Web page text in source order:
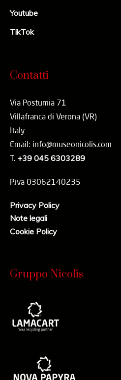
Youtube
TikTok
Contatti
Via Postumia 71
Villafranca di Verona (VR)
Italy
Email: info@museonicolis.com
T. +39 045 6303289
P.iva 03062140235
Privacy Policy
Note legali
Cookie Policy
Gruppo Nicolis